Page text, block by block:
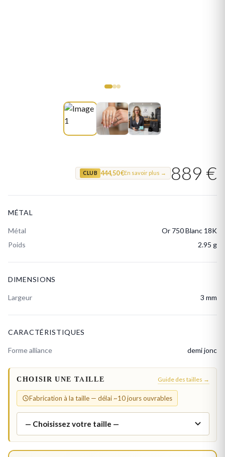
CLUB 444,50 €En savoir plus → 889 €
MÉTAL
Métal
Or 750 Blanc 18K
Poids
2.95 g
DIMENSIONS
Largeur 3 mm
CARACTÉRISTIQUES
Forme alliance demi jonc
CHOISIR UNE TAILLE Guide des tailles →
Fabrication à la taille — délai ~10 jours ouvrables